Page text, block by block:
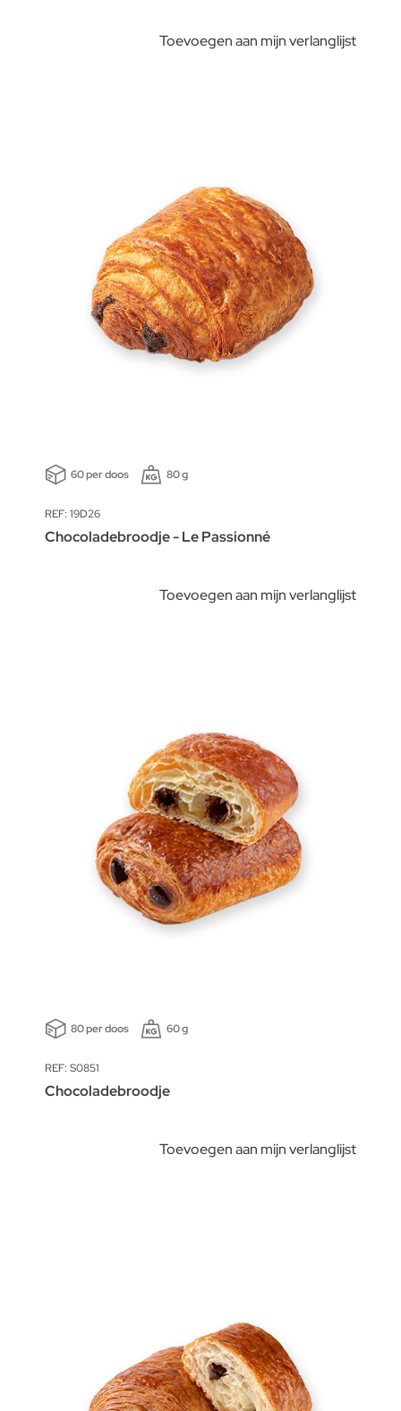
Toevoegen aan mijn verlanglijst
60 per doos 80 g
REF: 19D26
Chocoladebroodje - Le Passionné
Toevoegen aan mijn verlanglijst
80 per doos 60 g
REF: S0851
Chocoladebroodje
Toevoegen aan mijn verlanglijst